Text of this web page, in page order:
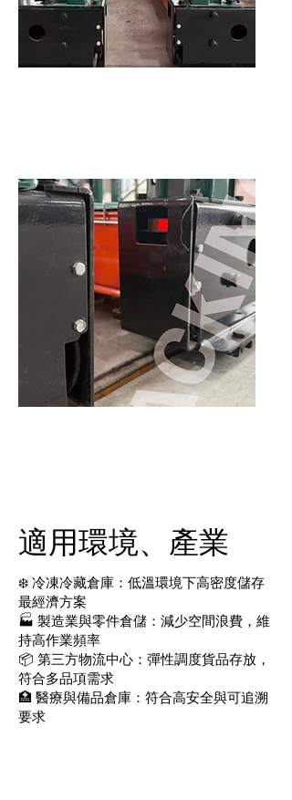
​適用環境、產業
❄️ 冷凍冷藏倉庫：低溫環境下高密度儲存
最經濟方案
🏭 製造業與零件倉儲：減少空間浪費，維
持高作業頻率
📦 第三方物流中心：彈性調度貨品存放，
符合多品項需求
🏥 醫療與備品倉庫：符合高安全與可追溯
要求